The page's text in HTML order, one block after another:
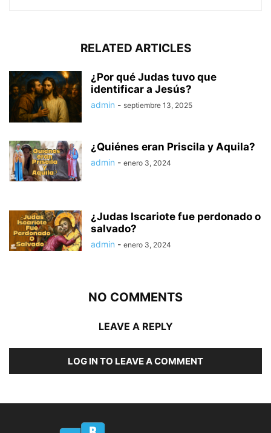
RELATED ARTICLES
¿Por qué Judas tuvo que
identificar a Jesús?
admin - septiembre 13, 2025
¿Quiénes eran Priscila y Aquila?
admin - enero 3, 2024
¿Judas Iscariote fue perdonado o
salvado?
admin - enero 3, 2024
NO COMMENTS
LEAVE A REPLY
LOG IN TO LEAVE A COMMENT